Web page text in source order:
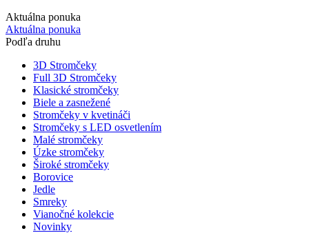
Aktuálna ponuka
Aktuálna ponuka
Podľa druhu
3D Stromčeky
Full 3D Stromčeky
Klasické stromčeky
Biele a zasnežené
Stromčeky v kvetináči
Stromčeky s LED osvetlením
Malé stromčeky
Úzke stromčeky
Široké stromčeky
Borovice
Jedle
Smreky
Vianočné kolekcie
Novinky